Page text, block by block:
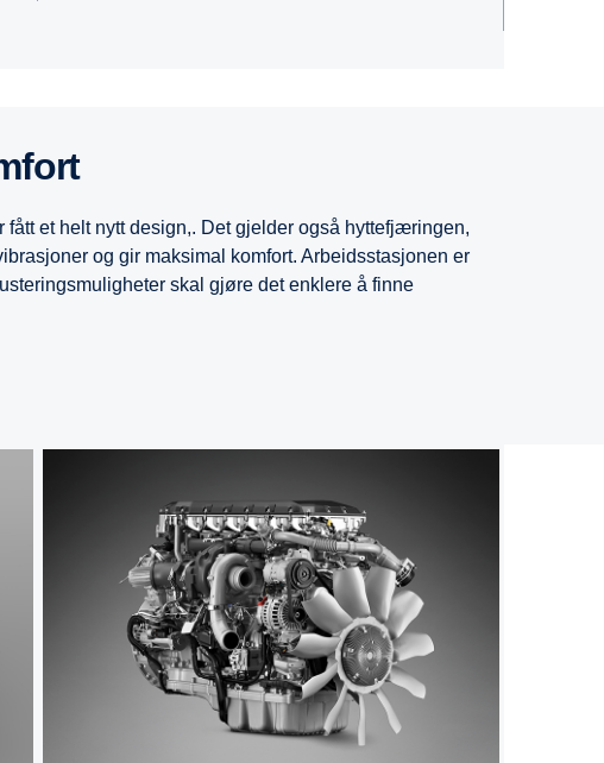
fått et helt nytt design,. Det gjelder også hyttefjæringen,
og gir maksimal komfort. Arbeidsstasjonen er
skal gjøre det enklere å finne